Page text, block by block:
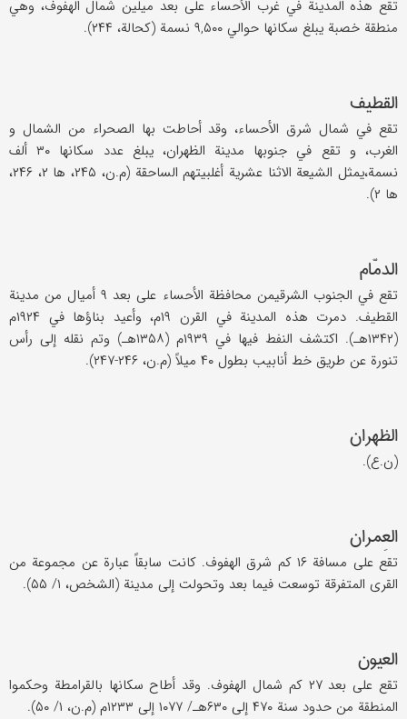
تقع هذه المدینة في غرب الأحساء علی بعد میلین شمال الهفوف، وهي
منطقة خصبة یبلغ سکانها حوالي ۹,۵۰۰ نسمة (کحالة، ۲۴۴).
القطیف
تقع في شمال شرق الأحساء، وقد أحاطت بها الصحراء من الشمال و
الغرب، و تقع في جنوبها مدینة الظهران، یبلغ عدد سکانها ۳۰ ألف
نسمة،یمثل الشیعة الاثنا عشریة أغلبیتهم الساحقة (م.ن، ۲۴۵، ها ۲، ۲۴۶،
ها ۲).
الدمّام
تقع في الجنوب الشرقيمن محافظة الأحساء علی بعد ۹ أمیال من مدینة
القطیف. دمرت هذه المدینة في القرن ۱۹م، وأعید بناؤها في ۱۹۲۴م
(۱۳۴۲هـ). اکتشف النفط فیها في ۱۹۳۹م (۱۳۵۸هـ) وتم نقله إلی رأس
تنورة عن طریق خط أنابیب بطول ۴۰ میلاً (م.ن، ۲۴۶-۲۴۷).
الظهران
(ن.ع).
العِمران
تقع علی مسافة ۱۶ کم شرق الهفوف. کانت سابقاً عبارة عن مجموعة من
القری المتفرقة توسعت فیما بعد وتحولت إلی مدینة (الشخص، ۱/ ۵۵).
العیون
تقع علی بعد ۲۷ کم شمال الهفوف. وقد أطاح سکانها بالقرامطة وحکموا
المنطقة من حدود سنة ۴۷۰ إلی ۶۳۰هـ/ ۱۰۷۷ إلی ۱۲۳۳م (م.ن، ۱/ ۵۰).